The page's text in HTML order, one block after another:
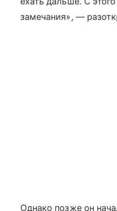
замечания», —
Однако позже он